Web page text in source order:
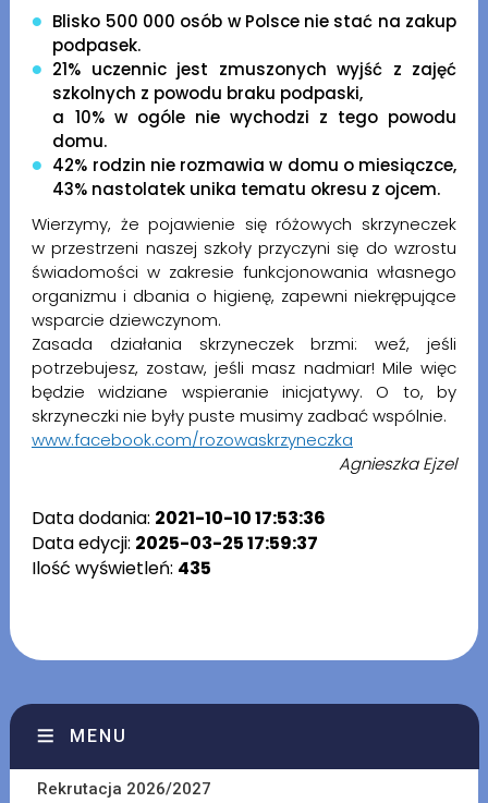
Blisko 500 000 osób w Polsce nie stać na zakup
podpasek.
21% uczennic jest zmuszonych wyjść z zajęć
szkolnych z powodu braku podpaski,
a 10% w ogóle nie wychodzi z tego powodu
domu.
42% rodzin nie rozmawia w domu o miesiączce,
43% nastolatek unika tematu okresu z ojcem.
Wierzymy, że pojawienie się różowych skrzyneczek
w przestrzeni naszej szkoły przyczyni się do wzrostu
świadomości w zakresie funkcjonowania własnego
organizmu i dbania o higienę, zapewni niekrępujące
wsparcie dziewczynom.
Zasada działania skrzyneczek brzmi: weź, jeśli
potrzebujesz, zostaw, jeśli masz nadmiar! Mile więc
będzie widziane wspieranie inicjatywy. O to, by
skrzyneczki nie były puste musimy zadbać wspólnie.
www.facebook.com/rozowaskrzyneczka
Agnieszka Ejzel
Data dodania: 2021-10-10 17:53:36
Data edycji: 2025-03-25 17:59:37
Ilość wyświetleń: 435
MENU
Rekrutacja 2026/2027